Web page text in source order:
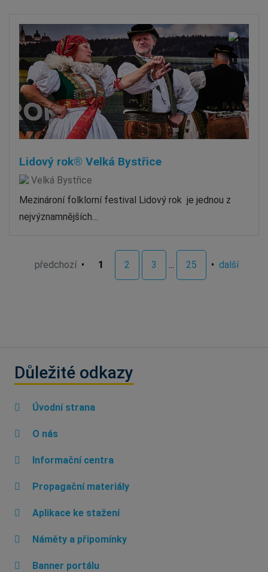
Lidový rok® Velká Bystřice
Velká Bystřice
Mezinároní folklorní festival Lidový rok je jednou z
nejvýznamnějších…
předchozí• 1 2 3 ... 25 • další
Důležité odkazy
Úvodní strana
O nás
Informační centra
Propagační materiály
Aplikace ke stažení
Náměty a připomínky
Banner portálu